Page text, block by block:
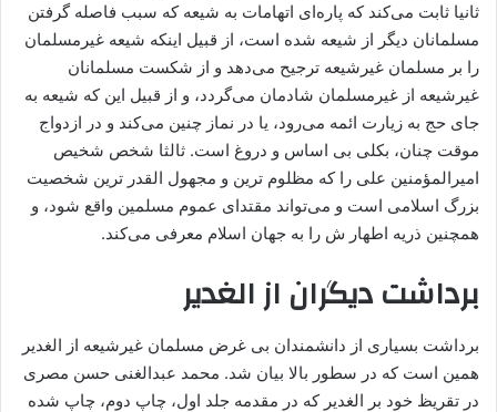
ثانیا ثابت می‌کند که پاره‌ای اتهامات به شیعه که سبب فاصله گرفتن
مسلمانان دیگر از شیعه شده است، از قبیل اینکه شیعه غیرمسلمان
را بر مسلمان غیرشیعه ترجیح می‌دهد و از شکست مسلمانان
غیرشیعه از غیرمسلمان شادمان می‌گردد، و از قبیل این که شیعه به
جای حج به زیارت ائمه می‌رود، یا در نماز چنین می‌کند و در ازدواج
موقت چنان، بکلی بی ‌اساس و دروغ است. ثالثا شخص شخیص
امیرالمؤمنین علی را که مظلوم ترین و مجهول ‌القدر ترین شخصیت
بزرگ اسلامی است و می‌تواند مقتدای عموم مسلمین واقع شود، و
همچنین ذریه اطهار ش را به جهان اسلام معرفی می‌کند.
برداشت دیگران از الغدیر
برداشت بسیاری از دانشمندان بی غرض مسلمان غیرشیعه از الغدیر
همین است که در سطور بالا بیان شد. محمد عبدالغنی حسن مصری
در تقریظ خود بر الغدیر که در مقدمه جلد اول، چاپ دوم، چاپ شده